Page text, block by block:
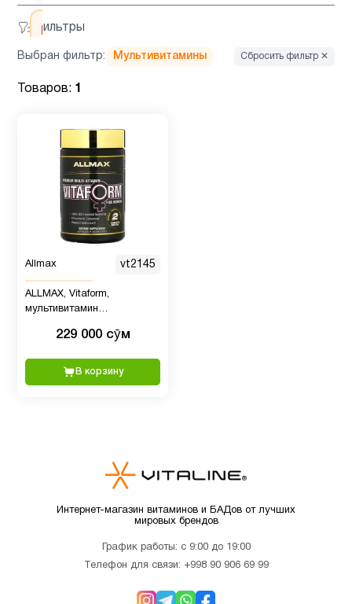
Фильтры
Мультивитамины
Препараты
с магнием
2
Система
пищеварение
Спорт
питание
Выбран фильтр: Мультивитамины Сбросить фильтр ✕
Товаров: 1
Allmax vt2145
ALLMAX, Vitaform,
мультивитамин
для женщин, 60 таблеток
229 000 сӯм
В корзину
Интернет-магазин витаминов и БАДов от лучших
мировых брендов
График работы: с 9:00 до 19:00
Телефон для связи: +998 90 906 69 99